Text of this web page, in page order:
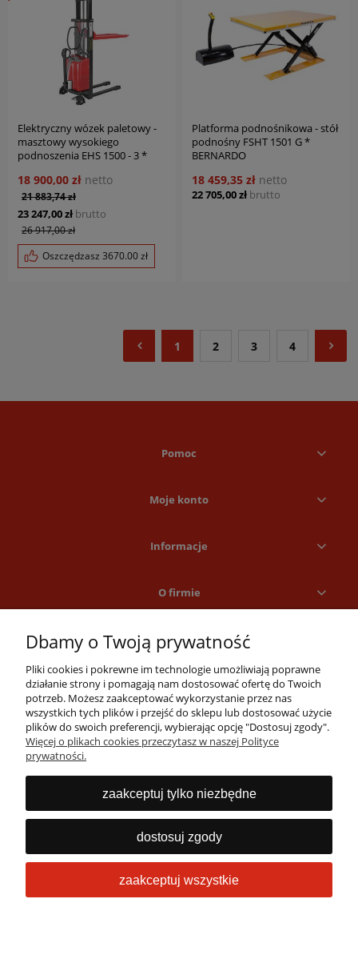
Elektryczny wózek paletowy -
masztowy wysokiego
podnoszenia EHS 1500 - 3 *
23 247,00 zł brutto
26 917,00 zł
Oszczędzasz 3670.00zł
18 900,00 zł netto
21 883,74 zł
Platforma podnośnikowa - stół
podnośny FSHT 1501 G *
BERNARDO
22 705,00 zł brutto
18 459,35 zł netto
1 2 3 4
Pomoc
Moje konto
Informacje
O firmie
Masz pytania?
Zadzwoń lub napisz
info@obrabiarki.pro
Dbamy o Twoją prywatność
Pliki cookies i pokrewne im technologie umożliwiają poprawne
działanie strony i pomagają nam dostosować ofertę do Twoich
potrzeb. Możesz zaakceptować wykorzystanie przez nas
wszystkich tych plików i przejść do sklepu lub dostosować użycie
plików do swoich preferencji, wybierając opcję "Dostosuj zgody".
Więcej o plikach cookies przeczytasz w naszej Polityce
prywatności.
zaakceptuj tylko niezbędne
dostosuj zgody
zaakceptuj wszystkie